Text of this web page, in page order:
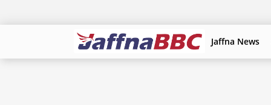
Jaffna News